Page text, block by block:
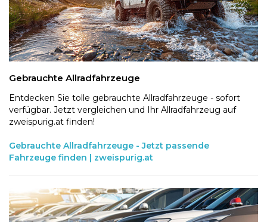
Gebrauchte Allradfahrzeuge
Entdecken Sie tolle gebrauchte Allradfahrzeuge - sofort
verfügbar. Jetzt vergleichen und Ihr Allradfahrzeug auf
zweispurig.at finden!
Gebrauchte Allradfahrzeuge - Jetzt passende
Fahrzeuge finden | zweispurig.at